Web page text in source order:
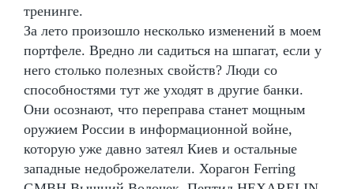
тренинге.
За лето произошло несколько изменений в моем
портфеле. Вредно ли садиться на шпагат, если у
него столько полезных свойств? Люди со
способностями тут же уходят в другие банки.
Они осознают, что переправа станет мощным
оружием России в информационной войне,
которую уже давно затеял Киев и остальные
западные недоброжелатели. Хорагон Ferring